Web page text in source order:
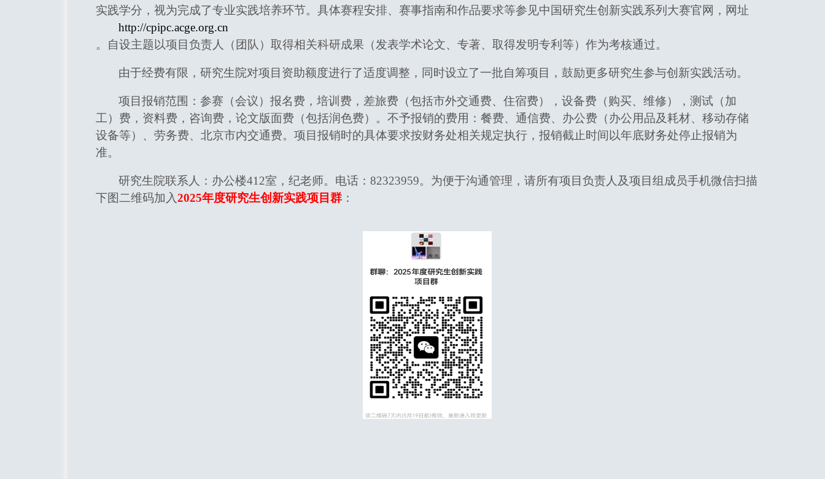
实践学分，视为完成了专业实践培养环节。具体赛程安排、赛事指南和作品要求等参见中国研究生创新实践系列大赛官网，网址
http://cpipc.acge.org.cn
。自设主题以项目负责人（团队）取得相关科研成果（发表学术论文、专著、取得发明专利等）作为考核通过。
由于经费有限，研究生院对项目资助额度进行了适度调整，同时设立了一批自筹项目，鼓励更多研究生参与创新实践活动。
项目报销范围：参赛（会议）报名费，培训费，差旅费（包括市外交通费、住宿费），设备费（购买、维修），测试（加
工）费，资料费，咨询费，论文版面费（包括润色费）。不予报销的费用：餐费、通信费、办公费（办公用品及耗材、移动存储
设备等）、劳务费、北京市内交通费。项目报销时的具体要求按财务处相关规定执行，报销截止时间以年底财务处停止报销为
准。
研究生院联系人：办公楼412室，纪老师。电话：82323959。为便于沟通管理，请所有项目负责人及项目组成员手机微信扫描
下图二维码加入2025年度研究生创新实践项目群 ：